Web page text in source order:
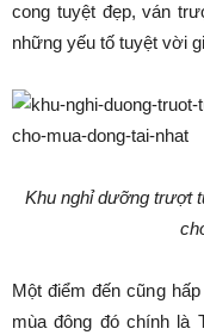
cong tuyệt đẹp, ván
những yếu tố tuyệt vời
Khu nghỉ dưỡng trượt
Một điểm đến cũng
mùa đông đó chính là